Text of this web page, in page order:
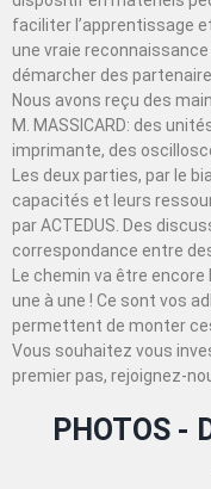
faciliter l’apprentissage
une vraie
démarcher des
Nous avons reçu des
M. MASSICARD: des
imprimante, des
Les deux parties, par le
capacités et leurs
par ACTEDUS. Des
correspondance entre
Le chemin va être
une à une ! Ce sont vos
permettent de monter
Vous souhaitez vous
premier pas, rejoignez-
PHOTOS -